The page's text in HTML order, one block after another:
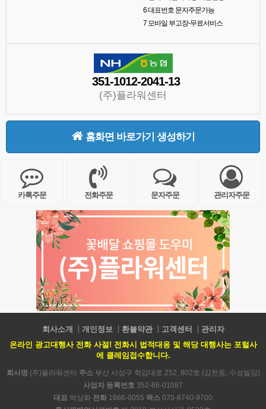
6대표번호 문자주문가능
7모바일 부고장-무료서비스
351-1012-2041-13
(주)플라워센터
홈화면 바로가기 생성하기
카톡주문 전화주문 문자주문 관리자주문
회사소개 개인정보 환불약관 고객센터
관리자
온라인 광고대행사 전화 사절! 전화시 법적대응 및 해당 대행사는 포털사
에 클레임접수합니다.
회사명 (주)플라워센터 주소부산 사상구 학감대로 252, 802호 (감전동, 수성빌딩)
사업자 등록번호 352-86-01087
대표 박상화 전화 1666-0055 팩스 070-8740-9700